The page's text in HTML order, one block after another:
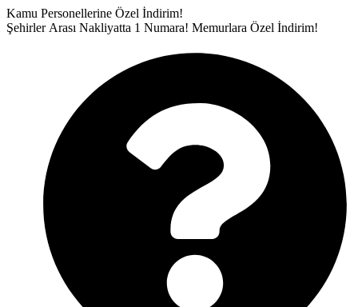
İçeriğe
atla
Kamu Personellerine Özel İndirim!
Şehirler Arası Nakliyatta 1 Numara! Memurlara Özel İndirim!